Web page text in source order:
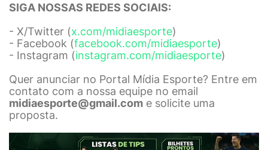
SIGA NOSSAS REDES SOCIAIS:
- X/Twitter (x.com/midiaesporte)
- Facebook (facebook.com/midiaesporte)
- Instagram (instagram.com/midiaesporte)
Quer anunciar no Portal Mídia Esporte? Entre em
contato com a nossa equipe no email
midiaesporte@gmail.com e solicite uma
proposta.